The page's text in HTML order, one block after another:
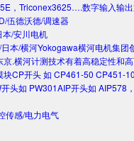
，Triconex3625….数字输入输
伍德沃德/调速器
本/安川电机
日本/横河Yokogawa横河电机集团
京.横河计测技术有着高稳定性和
块CP开头 如 CP461-50 CP451-
头如 PW301AIP开头如 AIP578
传感/电力电气